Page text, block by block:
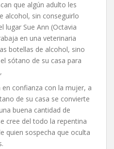
que algún adulto les
alcohol, sin conseguirlo
lugar Sue Ann (Octavia
en una veterinaria
botellas de alcohol, sino
sótano de su casa para
confianza con la mujer, a
de su casa se convierte
buena cantidad de
cree del todo la repentina
quien sospecha que oculta